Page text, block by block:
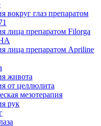
вокруг глаз препаратом
лица препаратом Filorga
лица препаратом Apriline
живота
от целлюлита
мезотерапия
рук